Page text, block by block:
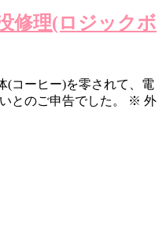
修理(ロジックボ
(コーヒー)を零されて、電
とのご申告でした。 ※ 外